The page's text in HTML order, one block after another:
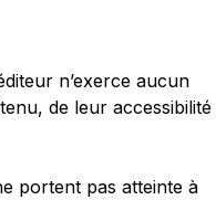
n’exerce aucun
de leur accessibilité
portent pas atteinte à